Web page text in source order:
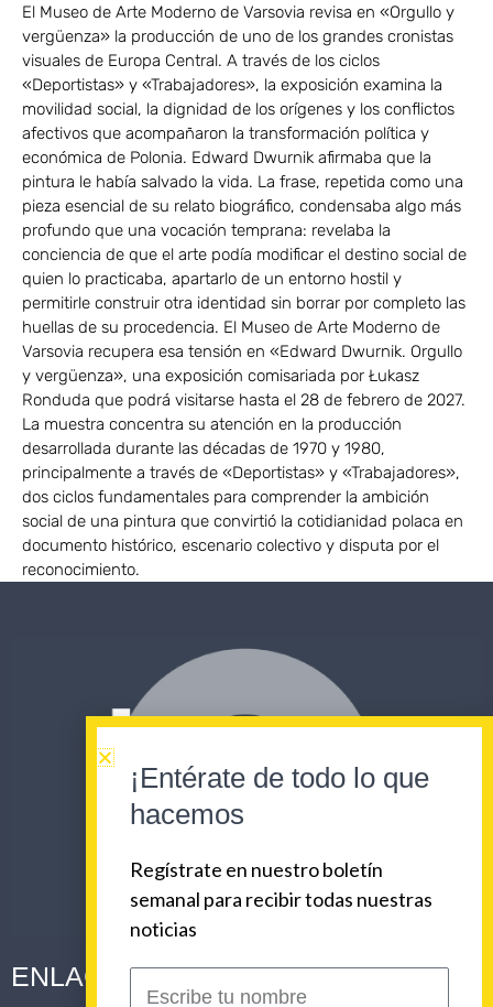
El Museo de Arte Moderno de Varsovia revisa en «Orgullo y
vergüenza» la producción de uno de los grandes cronistas
visuales de Europa Central. A través de los ciclos
«Deportistas» y «Trabajadores», la exposición examina la
movilidad social, la dignidad de los orígenes y los conflictos
afectivos que acompañaron la transformación política y
económica de Polonia. Edward Dwurnik afirmaba que la
pintura le había salvado la vida. La frase, repetida como una
pieza esencial de su relato biográfico, condensaba algo más
profundo que una vocación temprana: revelaba la
conciencia de que el arte podía modificar el destino social de
quien lo practicaba, apartarlo de un entorno hostil y
permitirle construir otra identidad sin borrar por completo las
huellas de su procedencia. El Museo de Arte Moderno de
Varsovia recupera esa tensión en «Edward Dwurnik. Orgullo
y vergüenza», una exposición comisariada por Łukasz
Ronduda que podrá visitarse hasta el 28 de febrero de 2027.
La muestra concentra su atención en la producción
desarrollada durante las décadas de 1970 y 1980,
principalmente a través de «Deportistas» y «Trabajadores»,
dos ciclos fundamentales para comprender la ambición
social de una pintura que convirtió la cotidianidad polaca en
documento histórico, escenario colectivo y disputa por el
reconocimiento.
ENLACES CORPORATIVOS
¡Entérate de todo lo que
hacemos
Regístrate en nuestro boletín
semanal para recibir todas nuestras
noticias